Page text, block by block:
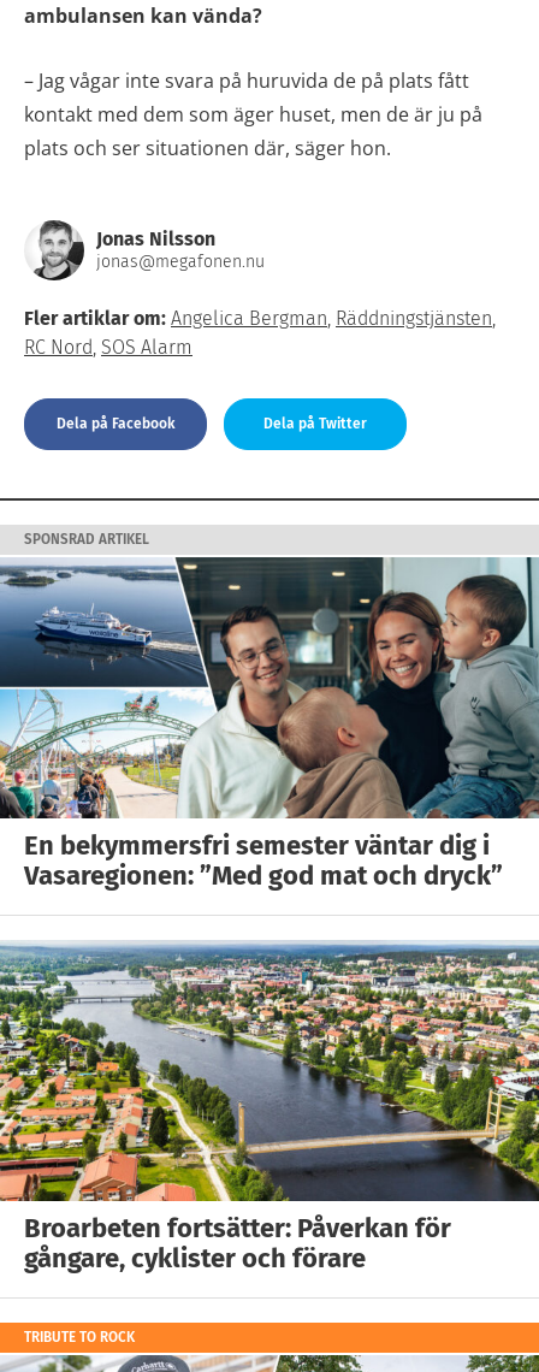
ambulansen kan vända?
– Jag vågar inte svara på huruvida de på plats fått
kontakt med dem som äger huset, men de är ju på
plats och ser situationen där, säger hon.
Jonas Nilsson
jonas@megafonen.nu
Fler artiklar om: Angelica Bergman, Räddningstjänsten,
RC Nord, SOS Alarm
Dela på Facebook Dela på Twitter
SPONSRAD ARTIKEL
En bekymmersfri semester väntar dig i
Vasaregionen: ”Med god mat och dryck”
Broarbeten fortsätter: Påverkan för
gångare, cyklister och förare
TRIBUTE TO ROCK